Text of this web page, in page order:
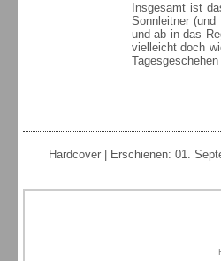
Insgesamt ist
Sonnleitner
und ab in das
vielleicht doch
Hardcover | Erschienen: 01.